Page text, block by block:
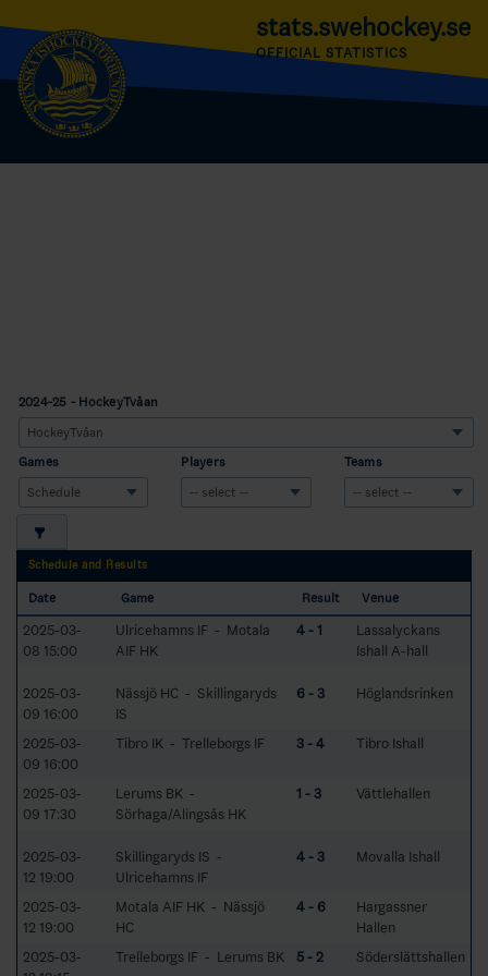
stats.swehockey.se
OFFICIAL STATISTICS
2024-25 - HockeyTvåan
Games Players Teams
Schedule and Results
Date Game Result Venue
2025-03-
08 15:00
Ulricehamns IF - Motala
AIF HK
4 - 1
Lassalyckans
Ishall A-hall
2025-03-
09 16:00
Nässjö HC - Skillingaryds
IS
6 - 3 Höglandsrinken
2025-03-
09 16:00
Tibro IK - Trelleborgs IF 3 - 4 Tibro Ishall
2025-03-
09 17:30
Lerums BK -
Sörhaga/Alingsås HK
1 - 3 Vättlehallen
2025-03-
12 19:00
Skillingaryds IS -
Ulricehamns IF
4 - 3 Movalla Ishall
2025-03-
12 19:00
Motala AIF HK - Nässjö
HC
4 - 6
Hargassner
Hallen
2025-03-
Trelleborgs IF - Lerums BK 5 - 2 Söderslättshallen